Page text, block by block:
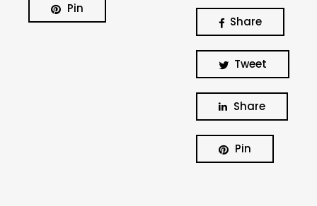
Pin
Share
Tweet
Share
Pin